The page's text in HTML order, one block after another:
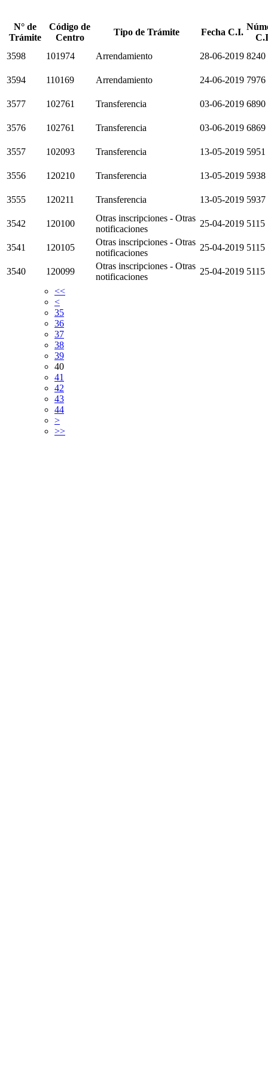
N° de
Trámite
Código de
Centro
Tipo de Trámite Fecha C.I.
3598
101974 Arrendamiento 28-06-2019 8240
3594 110169 Arrendamiento 24-06-2019 7976
3577 102761 Transferencia 03-06-2019 6890
3576 102761 Transferencia 03-06-2019 6869
3557 102093 Transferencia 13-05-2019 5951
3556 120210 Transferencia 13-05-2019 5938
3555 120211 Transferencia 13-05-2019 5937
3542 120100
Otras inscripciones - Otras
notificaciones
25-04-2019 5115
3541 120105
Otras inscripciones - Otras
notificaciones
25-04-2019 5115
3540 120099
Otras inscripciones - Otras
notificaciones
25-04-2019 5115
<<
<
35
36
37
38
39
40
41
42
43
44
>
>>